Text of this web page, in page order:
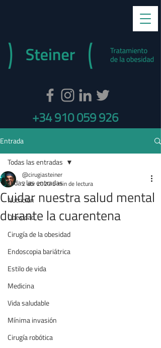
+34 910 059 926
Entrada
Todas las entradas
Nutrición
Obesidad
Cirugía de la obesidad
Endoscopia bariátrica
Estilo de vida
Medicina
Vida saludable
Mínima invasión
Cirugía robótica
Todas las entradas
Cuidar nuestra salud mental
durante la cuarentena
@cirugiasteiner
2 abr 20205 min de lectura